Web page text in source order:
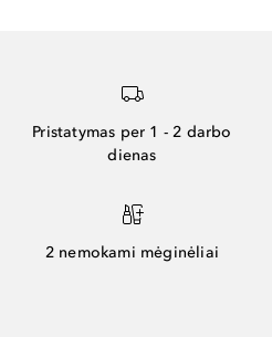
Pristatymas per 1 - 2 darbo
dienas
2 nemokami mėginėliai